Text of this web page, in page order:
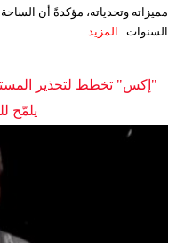
مميزاته وتحدياته، مؤكدةً أن
السنوات... المزيد
"إكس" تخطط لتحذير
يلمّح